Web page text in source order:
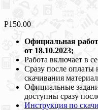
Р150.00
Официальная
от 18.10.2023;
Работа включает в
Сразу после оплаты
скачивания
Официальные
доступны сразу
Инструкция по